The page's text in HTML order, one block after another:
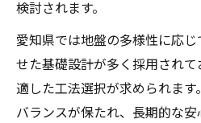
検討されます。
愛知県では地盤の多様性に応
せた基礎設計が多く採用され
適した工法選択が求められま
バランスが保たれ、長期的な